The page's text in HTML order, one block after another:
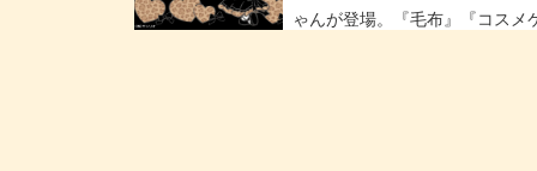
ゃんが登場。『毛布』『コスメ